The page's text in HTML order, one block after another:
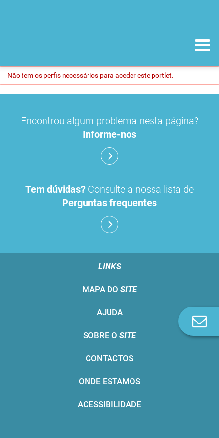
Não tem os perfis necessários para aceder este portlet.
Encontrou algum problema nesta página?
Informe-nos
Tem dúvidas? Consulte a nossa lista de
Perguntas frequentes
LINKS
MAPA DO SITE
AJUDA
SOBRE O SITE
CONTACTOS
ONDE ESTAMOS
ACESSIBILIDADE